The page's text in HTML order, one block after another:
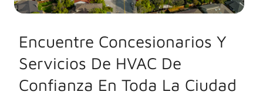
Encuentre Concesionarios Y
Servicios De HVAC De
Confianza En Toda La Ciudad